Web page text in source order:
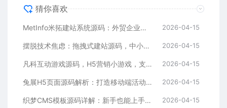
猜你喜欢
MetInfo米拓建站系统源码：外贸企业官网的高性价比之选，内置SEO省心落地 2026-04-15
摆脱技术焦虑：拖拽式建站源码，中小企业的数字化捷径 2026-04-15
凡科互动游戏源码，H5营销小游戏，支持自定义奖品与分享 2026-04-15
兔展H5页面源码解析：打造移动端活动邀请函与宣传页的利器 2026-04-15
织梦CMS模板源码详解：新手也能上手的DedeCMS二次开发与建站指南 2026-04-15